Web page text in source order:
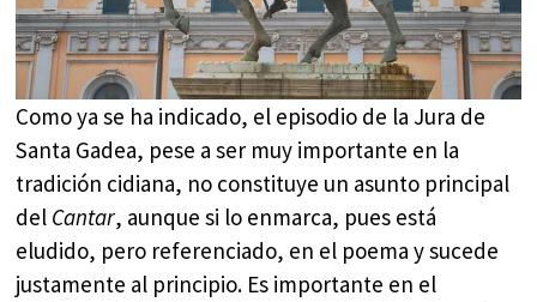
Como ya se ha indicado, el episodio de la Jura de
Santa Gadea, pese a ser muy importante en la
tradición cidiana, no constituye un asunto principal
del Cantar, aunque si lo enmarca, pues está
eludido, pero referenciado, en el poema y sucede
justamente al principio. Es importante en el